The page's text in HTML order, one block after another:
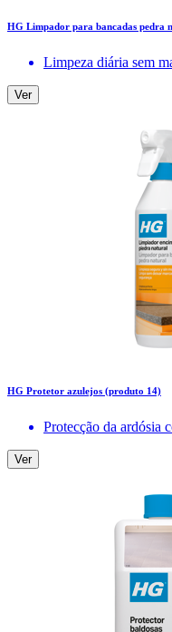
HG Limpador para bancadas pedra
Limpeza diária sem
Ver
HG Protetor azulejos (produto 14)
Protecção da ardósia
Ver